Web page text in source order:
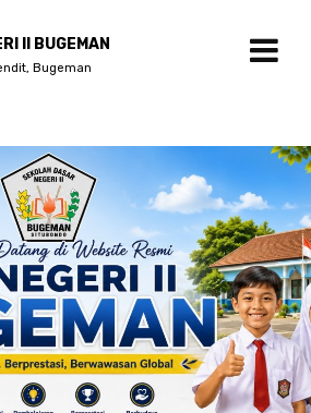
II BUGEMAN
Bugeman